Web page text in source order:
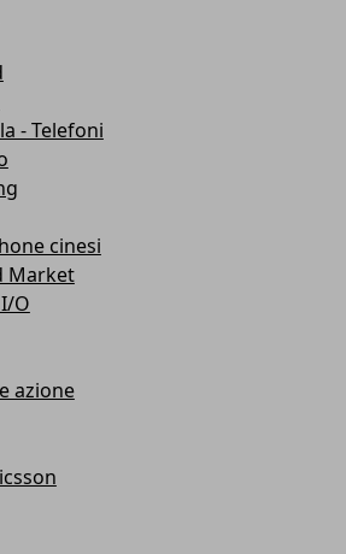
- Telefoni
cinesi
Market
O
azione